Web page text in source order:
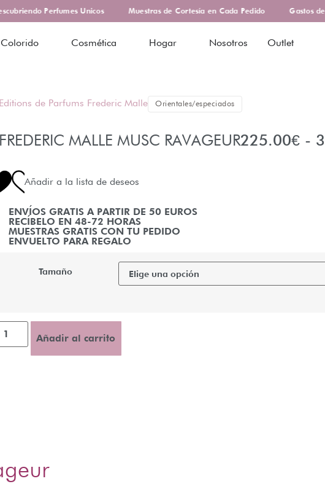
Perfumes Unicos Muestras de Cortesía en Cada Pedido Gastos de
Colorido Cosmética Hogar Nosotros Outlet
Editions de Parfums Frederic Malle Orientales/especiados
FREDERIC MALLE MUSC RAVAGEUR225.00€ -
Añadir a la lista de deseos
ENVÍOS GRATIS A PARTIR DE 50 EUROS
RECÍBELO EN 48-72 HORAS
MUESTRAS GRATIS CON TU PEDIDO
ENVUELTO PARA REGALO
Tamaño
Añadir al carrito